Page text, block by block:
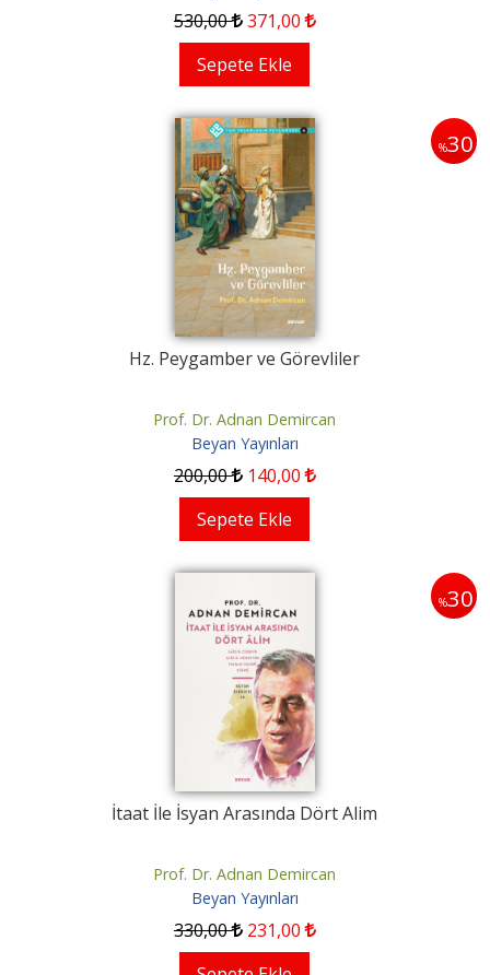
530,00 371,00
Sepete Ekle
%30
Hz. Peygamber ve Görevliler
Prof. Dr. Adnan Demircan
Beyan Yayınları
200,00 140,00
Sepete Ekle
%30
İtaat İle İsyan Arasında Dört Alim
Prof. Dr. Adnan Demircan
Beyan Yayınları
330,00 231,00